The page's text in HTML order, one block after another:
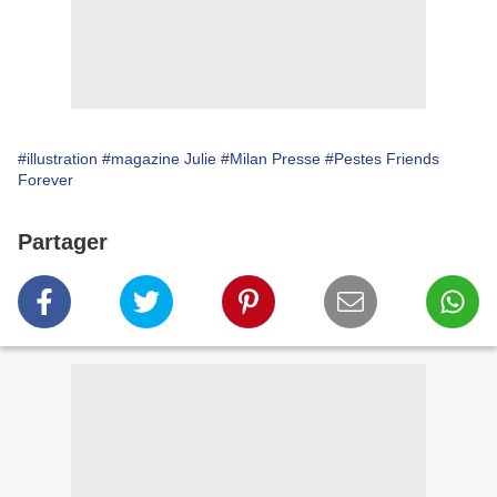
#illustration #magazine Julie #Milan Presse #Pestes Friends
Forever
Partager